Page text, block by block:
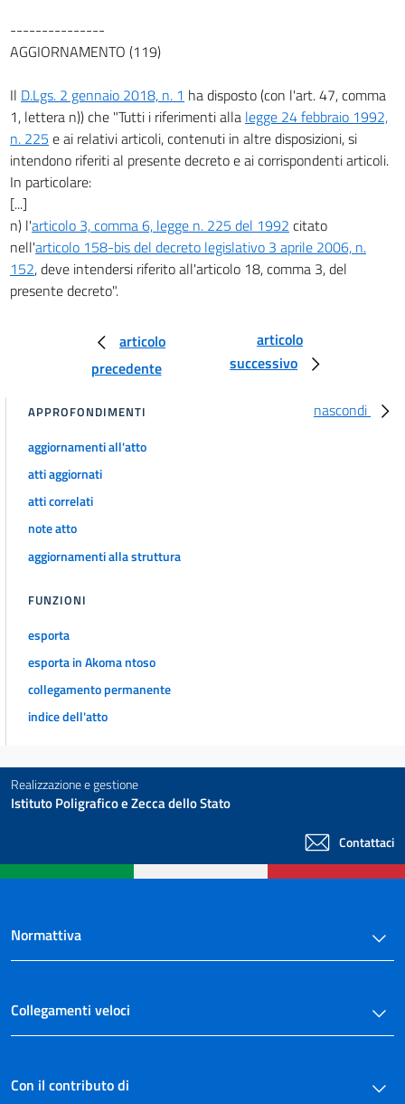
27 ter
29
((TITOLO III-BIS
L'AUTORIZZAZIONE INTEGRATA AMBIENTALE))
29 bis
29 ter
29 quater
29 quinquies
29 sexies
29 octies
29 novies
29 undecies
29 duodecies
29 terdecies
29 quaterdecies
((VALUTAZIONI AMBIENTALI INTERREGIONALI E TRANSFRONTALIERE))
31
32
32 bis
((TITOLO V
33
35
36
38
43
44
46
---------------
AGGIORNAMENTO (119)
Il D.Lgs. 2 gennaio 2018, n. 1 ha disposto (con l'art. 47, comma
1, lettera n)) che "Tutti i riferimenti alla legge 24 febbraio 1992,
n. 225 e ai relativi articoli, contenuti in altre disposizioni, si
intendono riferiti al presente decreto e ai corrispondenti articoli.
In particolare:
[...]
n) l'articolo 3, comma 6, legge n. 225 del 1992 citato
nell'articolo 158-bis del decreto legislativo 3 aprile 2006, n.
152, deve intendersi riferito all'articolo 18, comma 3, del
presente decreto".
articolo
precedente
articolo
successivo
nascondi
APPROFONDIMENTI
aggiornamenti all'atto
atti aggiornati
atti correlati
note atto
aggiornamenti alla struttura
FUNZIONI
esporta
esporta in Akoma ntoso
collegamento permanente
indice dell'atto
Realizzazione e gestione
Istituto Poligrafico e Zecca dello Stato
Contattaci
Normattiva
Collegamenti veloci
Con il contributo di